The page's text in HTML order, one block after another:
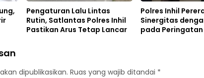
Pengaturan Lalu Lintas
Rutin, Satlantas Polres Inhil
Pastikan Arus Tetap Lancar
Polres Inhil
Sinergitas
pada Peringatan
dipublikasikan. Ruas yang wajib ditandai *